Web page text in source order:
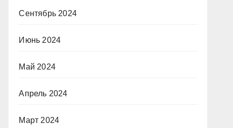
Сентябрь 2024
Июнь 2024
Май 2024
Апрель 2024
Март 2024